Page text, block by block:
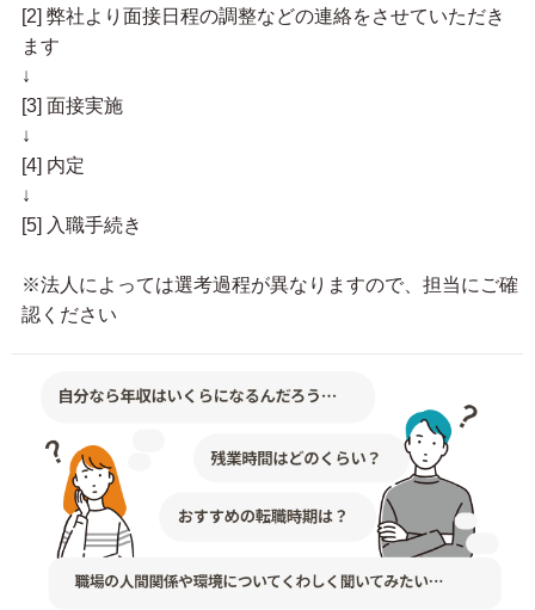
[2] 弊社より面接日程の調整などの連絡をさせていただき
ます
↓
[3] 面接実施
↓
[4] 内定
↓
[5] 入職手続き
※法人によっては選考過程が異なりますので、担当にご確
認ください